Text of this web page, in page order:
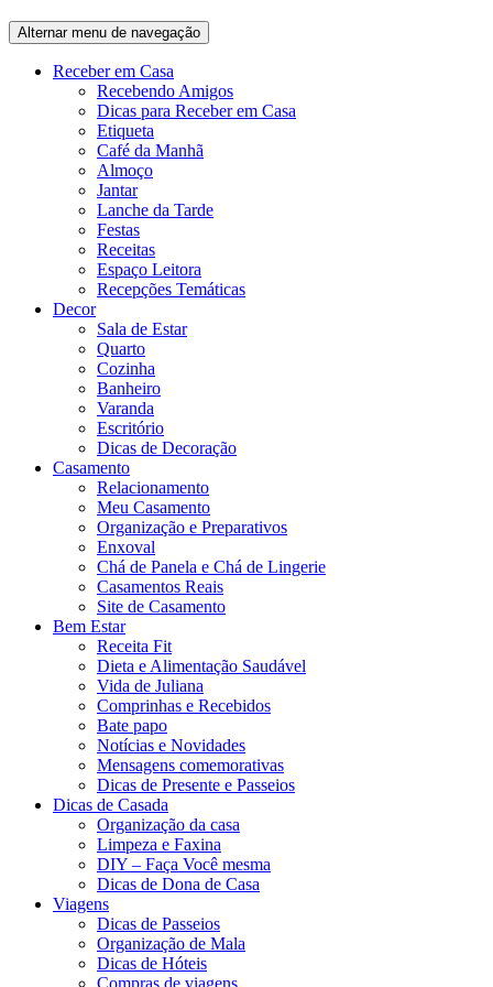
Alternar menu de navegação
Recebendo Amigos
Dicas para Receber em Casa
Etiqueta
Café da Manhã
Almoço
Jantar
Lanche da Tarde
Festas
Receitas
Espaço Leitora
Recepções Temáticas
Decor
Quarto
Cozinha
Banheiro
Varanda
Escritório
Dicas de Decoração
Casamento
Relacionamento
Meu Casamento
Organização e Preparativos
Enxoval
Chá de Panela e Chá de Lingerie
Casamentos Reais
Site de Casamento
Bem Estar
Receita Fit
Dieta e Alimentação Saudável
Vida de Juliana
Comprinhas e Recebidos
Bate papo
Notícias e Novidades
Mensagens comemorativas
Dicas de Presente e Passeios
Dicas de Casada
Organização da casa
Limpeza e Faxina
DIY – Faça Você mesma
Dicas de Dona de Casa
Viagens
Dicas de Passeios
Organização de Mala
Dicas de Hóteis
Compras de viagens